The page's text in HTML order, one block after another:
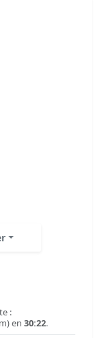
:
en 30:22.